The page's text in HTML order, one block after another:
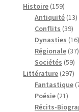
Histoire 159159
Antiquité 1313
Conflits 3939
Dynasties 1616
Régionale 3737
Sociétés 5959
Littérature 297297
Fantastique
Poésie 2121
Récits-